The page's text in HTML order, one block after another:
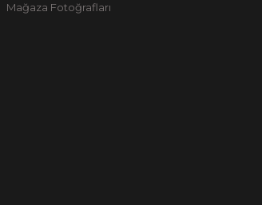
Mağaza Fotoğrafları